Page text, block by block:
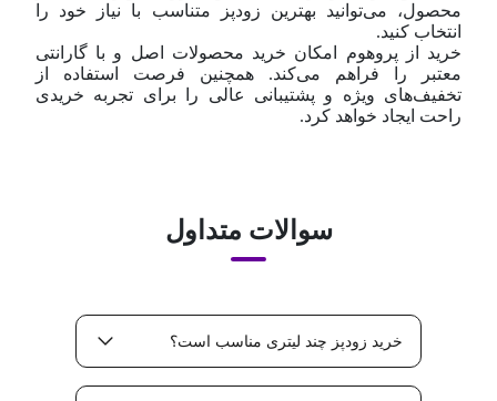
محصول، می‌توانید بهترین زودپز متناسب با نیاز خود را
انتخاب کنید.
خرید از پروهوم امکان خرید محصولات اصل و با گارانتی
معتبر را فراهم می‌کند. همچنین فرصت استفاده از
تخفیف‌های ویژه و پشتیبانی عالی را برای تجربه خریدی
راحت ایجاد خواهد کرد.
سوالات متداول
خرید زودپز چند لیتری مناسب است؟